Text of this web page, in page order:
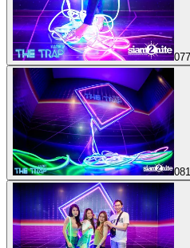
077
081